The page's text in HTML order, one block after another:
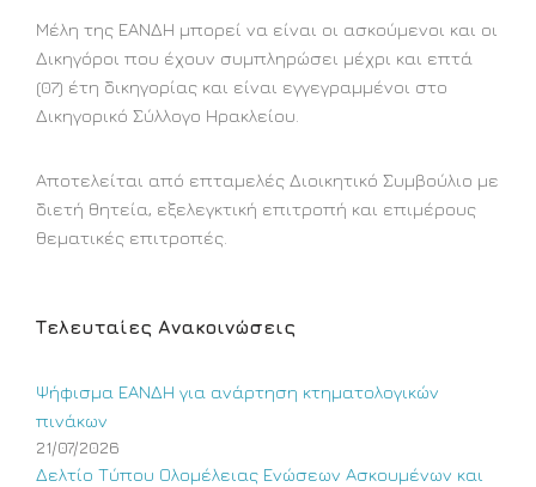
Μέλη της ΕΑΝΔΗ μπορεί να είναι οι ασκούμενοι και οι
Δικηγόροι που έχουν συμπληρώσει μέχρι και επτά
(07) έτη δικηγορίας και είναι εγγεγραμμένοι στο
Δικηγορικό Σύλλογο Ηρακλείου.
Αποτελείται από επταμελές Διοικητικό Συμβούλιο με
διετή θητεία, εξελεγκτική επιτροπή και επιμέρους
θεματικές επιτροπές.
Τελευταίες Ανακοινώσεις
Ψήφισμα ΕΑΝΔΗ για ανάρτηση κτηματολογικών
πινάκων
21/07/2026
Δελτίο Τύπου Ολομέλειας Ενώσεων Ασκουμένων και